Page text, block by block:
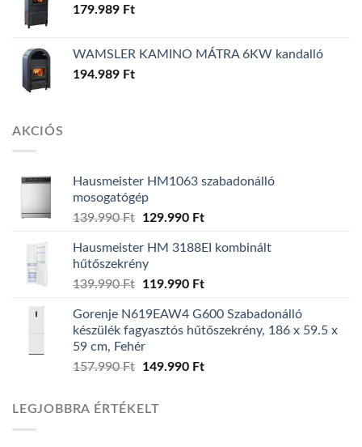
179.989 Ft
WAMSLER KAMINO MÁTRA 6KW kandalló
194.989 Ft
AKCIÓS
Hausmeister HM1063 szabadonálló
mosogatógép
139.990Ft
Original
was:
139.990 Ft.
129.990 FtCurrent
is:
Hausmeister HM 3188EI kombinált
hűtőszekrény
139.990Ft
Original
was:
139.990 Ft.
119.990 FtCurrent
is:
119.990 Ft.
Gorenje N619EAW4 G600 Szabadonálló
készülék fagyasztós hűtőszekrény, 186 x 59.5 x
59 cm, Fehér
157.990Ft
Original
149.990 FtCurrent
LEGJOBBRA ÉRTÉKELT